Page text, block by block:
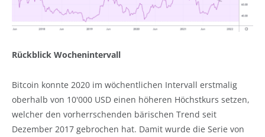
Rückblick Wochenintervall
Bitcoin konnte 2020 im wöchentlichen Intervall erstmalig
oberhalb von 10'000 USD einen höheren Höchstkurs setzen,
welcher den vorherrschenden bärischen Trend seit
Dezember 2017 gebrochen hat. Damit wurde die Serie von